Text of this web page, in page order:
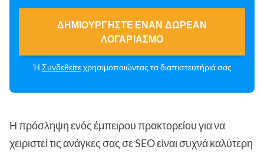
ΔΗΜΙΟΥΡΓΉΣΤΕ ΈΝΑΝ ΔΩΡΕΆΝ
ΛΟΓΑΡΙΑΣΜΌ
Ή Συνδεθείτεχρησιμοποιώντας τα διαπιστευτήριά σας
Η πρόσληψη ενός έμπειρου πρακτορείου για να
χειριστεί τις ανάγκες σας σε SEO είναι συχνά καλύτερη